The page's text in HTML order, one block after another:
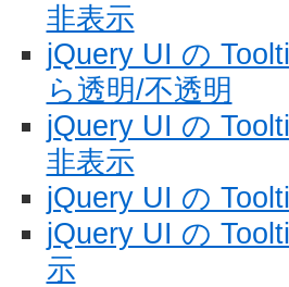
非表示
jQuery UI の
ら透明/不透明
jQuery UI の
非表示
jQuery UI の
jQuery UI の
示